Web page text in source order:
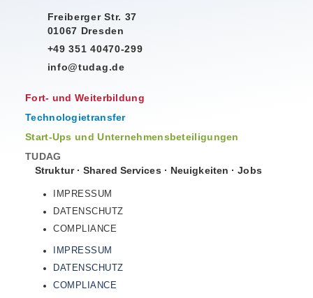
Freiberger Str. 37
01067 Dresden
+49 351 40470-299
info@tudag.de
Fort- und Weiterbildung
Technologietransfer
Start-Ups und Unternehmensbeteiligungen
TUDAG
Struktur·Shared Services · Neuigkeiten ·Jobs
IMPRESSUM
DATENSCHUTZ
COMPLIANCE
IMPRESSUM
DATENSCHUTZ
COMPLIANCE